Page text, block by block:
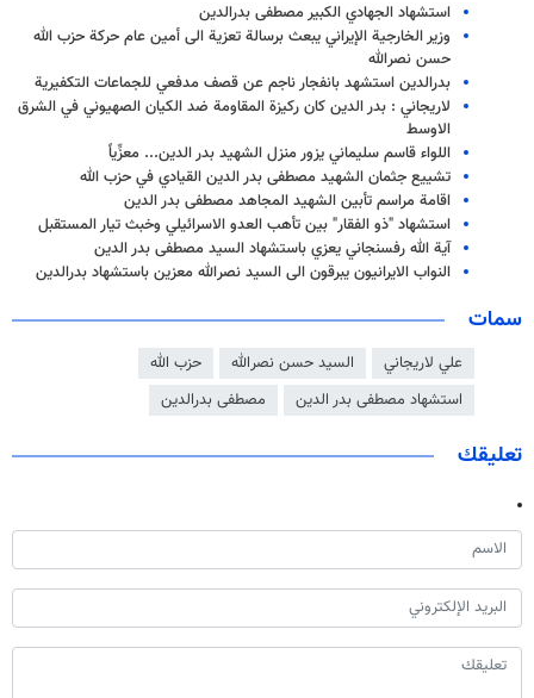
استشهاد الجهادي الكبير مصطفى بدرالدين
وزير الخارجية الإيراني يبعث برسالة تعزية الى أمين عام حركة حزب الله
حسن نصرالله
بدرالدين استشهد بانفجار ناجم عن قصف مدفعي للجماعات التكفيرية
لاريجاني : بدر الدين كان ركيزة المقاومة ضد الكيان الصهيوني في الشرق
الاوسط
اللواء قاسم سليماني يزور منزل الشهيد بدر الدين... معزِّياً
تشييع جثمان الشهيد مصطفى بدر الدين القيادي في حزب الله
اقامة مراسم تأبين الشهيد المجاهد مصطفى بدر الدين
استشهاد "ذو الفقار" بين تأهب العدو الاسرائيلي وخبث تيار المستقبل
آية الله رفسنجاني يعزي باستشهاد السيد مصطفى بدر الدين
النواب الايرانيون يبرقون الى السيد نصرالله معزين باستشهاد بدرالدين
سمات
علي لاريجاني السيد حسن نصرالله
حزب الله
استشهاد مصطفى بدر الدين
مصطفى بدرالدين
تعليقك